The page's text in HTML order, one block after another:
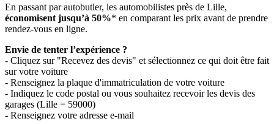
En passant par autobutler, les automobilistes près de Lille,
économisent jusqu’à 50%* en comparant les prix avant de prendre
rendez-vous en ligne.
Envie de tenter l’expérience ?
- Cliquez sur "Recevez des devis" et sélectionnez ce qui doit être fait
sur votre voiture
- Renseignez la plaque d'immatriculation de votre voiture
- Indiquez le code postal ou vous souhaitez recevoir les devis des
garages (Lille = 59000)
- Renseignez votre adresse e-mail